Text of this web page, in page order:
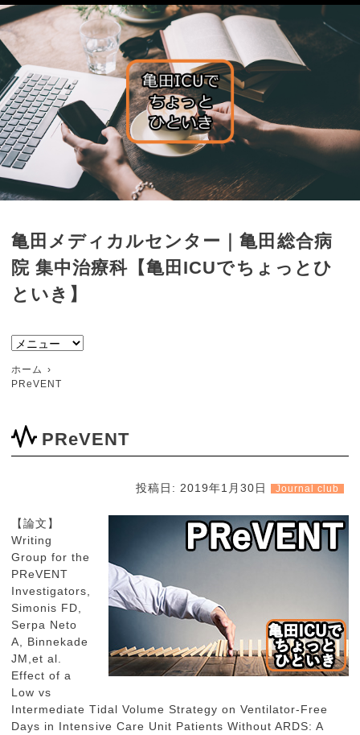
亀田メディカルセンター｜亀田総合病
院 集中治療科【亀田ICUでちょっとひ
といき】
ホーム
PReVENT
PReVENT
投稿日: 2019年1月30日 Journal club
【論文】
Writing
Group for the
PReVENT
Investigators,
Simonis FD,
Serpa Neto
A, Binnekade
JM,et al.
Effect of a
Low vs
Intermediate Tidal Volume Strategy on Ventilator-Free
Days in Intensive Care Unit Patients Without ARDS: A